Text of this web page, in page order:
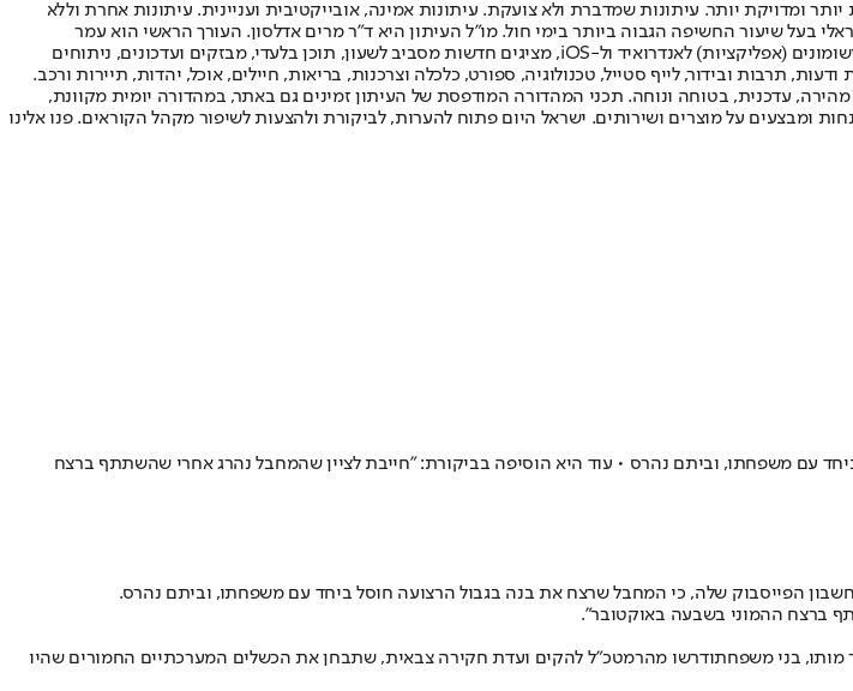
ומדויקת יותר. עיתונות שמדברת ולא צועקת. עיתונות אמינה, אובייקטיבית ועניינית. עיתונות אחרת וללא
ביולי 2007, וב-2010 הפך "ישראל היום" לעיתון הישראלי בעל שיעור החשיפה הגבוה ביותר בימי חול. מו"ל העיתון היא ד"ר מרים אדלסון. העורך הראשי הוא עמר
לחמנוביץ, והעורך המייסד הוא עמוס רגב. אתרי האינטרנט של "ישראל היום" בעברית ובאנגלית, כמו כן היישומונים (אפליקציות) לאנדרואיד ול-iOS, מציגים חדשות מסביב לשעון, תוכן בלעדי, מבזקים ועדכונים, ניתוחים
תרבות ובידור, לייף סטייל, טכנולוגיה, ספורט, כלכלה וצרכנות, בריאות, חיילים, אוכל, יהדות, תיירות ורכב.
מהירה, עדכנית, בטוחה ונוחה. תכני המהדורה המודפסת של העיתון זמינים גם באתר, במהדורה יומית מקוונת,
ומבצעים על מוצרים ושירותים. ישראל היום פתוח להערות, לביקורת ולהצעות לשיפור מקהל הקוראים. פנו אלינו
בחשבון הפייסבוק שלה כי המחבל שרצח את בנה בגבול הרצועה בשנת 2021, חוסל ביחד עם משפחתו, וביתם נהרס • עוד היא הוסיפה בביקורת: "חייבת לציין שהמחבל נהרג אחרי שהשתתף ברצח
ברצח ההמוני בשבעה באוקטובר".
דרשו מהרמטכ"ל להקים ועדת חקירה צבאית, שתבחן את הכשלים המערכתיים החמורים שהיו